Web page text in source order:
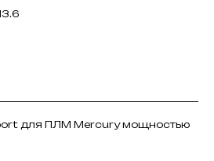
для ПЛМ Mercury мощностью